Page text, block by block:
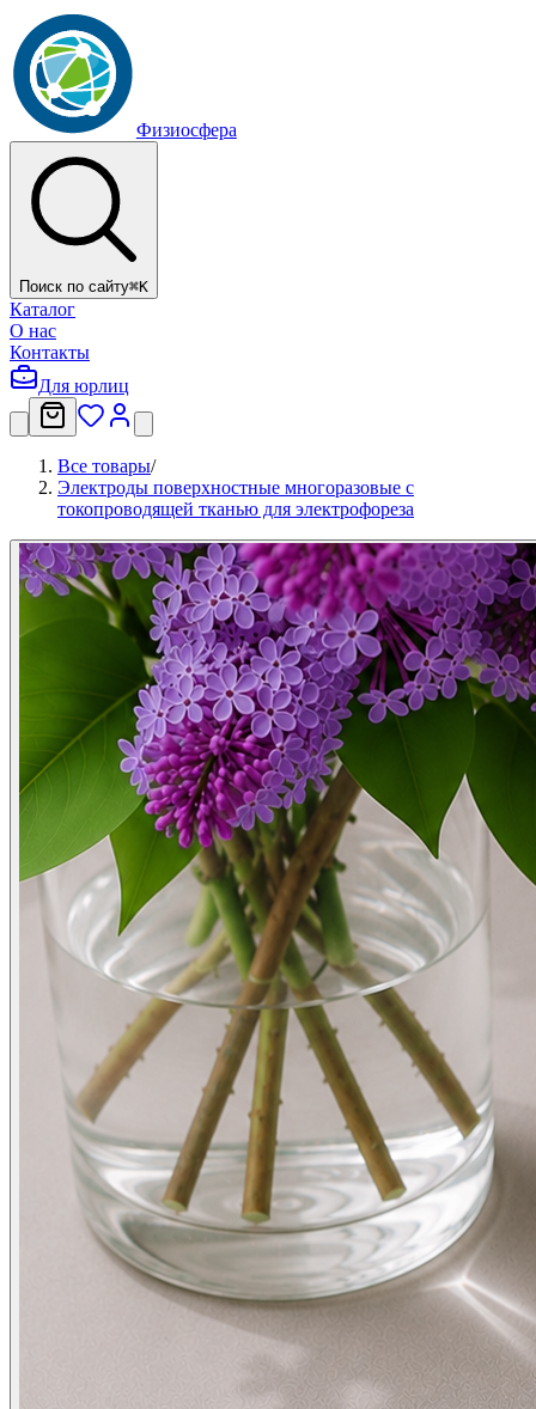
Физиосфера
Поиск по сайту⌘K
Каталог
О нас
Контакты
Для юрлиц
Все товары/
Электроды поверхностные многоразовые с
токопроводящей тканью для электрофореза